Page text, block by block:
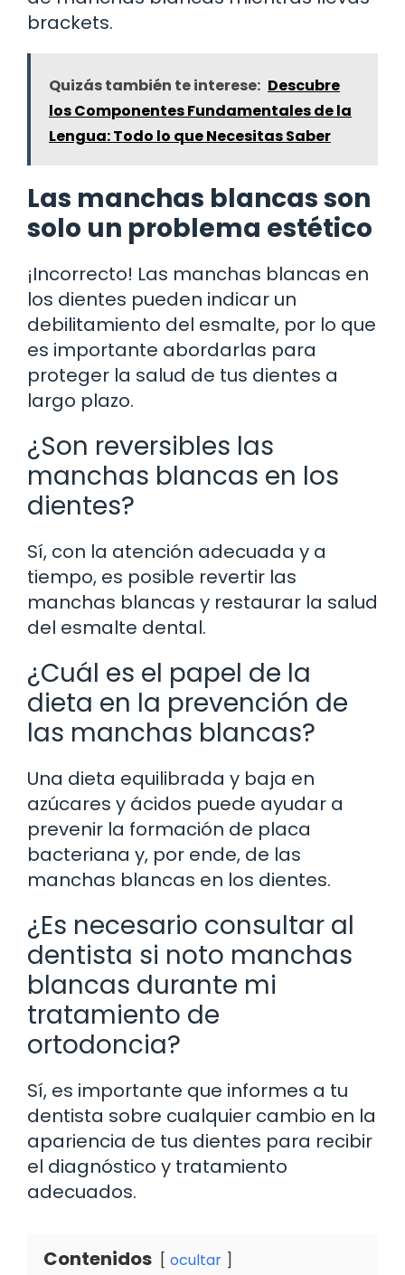
brackets.
Quizás también te interese: Descubre
los Componentes Fundamentales de la
Lengua: Todo lo que Necesitas Saber
Las manchas blancas son
solo un problema estético
¡Incorrecto! Las manchas blancas en
los dientes pueden indicar un
debilitamiento del esmalte, por lo que
es importante abordarlas para
proteger la salud de tus dientes a
largo plazo.
¿Son reversibles las
manchas blancas en los
dientes?
Sí, con la atención adecuada y a
tiempo, es posible revertir las
manchas blancas y restaurar la salud
del esmalte dental.
¿Cuál es el papel de la
dieta en la prevención de
las manchas blancas?
Una dieta equilibrada y baja en
azúcares y ácidos puede ayudar a
prevenir la formación de placa
bacteriana y, por ende, de las
manchas blancas en los dientes.
¿Es necesario consultar al
dentista si noto manchas
blancas durante mi
tratamiento de
ortodoncia?
Sí, es importante que informes a tu
dentista sobre cualquier cambio en la
apariencia de tus dientes para recibir
el diagnóstico y tratamiento
adecuados.
Contenidos ocultar